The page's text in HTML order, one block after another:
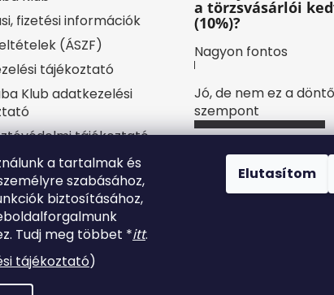
a tartalmak és
szabásához,
biztosításához,
Tudj meg többet *itt.
tájékoztató)
Elutasítom
fizetési információk
(ÁSZF)
tájékoztató
Klub adatkezelési
tájékoztató
a törzsvásárlói
(10%)?
Nagyon fontos
Jó, de nem ez a döntő
szempont
Nem igazán számít
Nem tudtam róla